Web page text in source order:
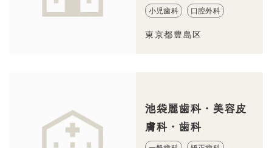
小児歯科 口腔外科
東京都豊島区
池袋麗歯科・美容皮
膚科・歯科